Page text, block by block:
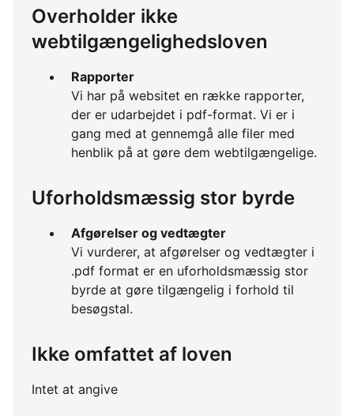
Overholder ikke
webtilgængelighedsloven
Rapporter
Vi har på websitet en række rapporter,
der er udarbejdet i pdf-format. Vi er i
gang med at gennemgå alle filer med
henblik på at gøre dem webtilgængelige.
Uforholdsmæssig stor byrde
Afgørelser og vedtægter
Vi vurderer, at afgørelser og vedtægter i
.pdf format er en uforholdsmæssig stor
byrde at gøre tilgængelig i forhold til
besøgstal.
Ikke omfattet af loven
Intet at angive